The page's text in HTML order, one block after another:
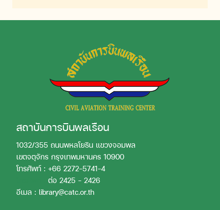
สถาบันการบินพลเรือน
1032/355 ถนนพหลโยธิน แขวงจอมพล
เขตจตุจักร กรุงเทพมหานคร 10900
โทรศัพท์ : +66 2272-5741-4
ต่อ 2425 - 2426
อีเมล : library@catc.or.th